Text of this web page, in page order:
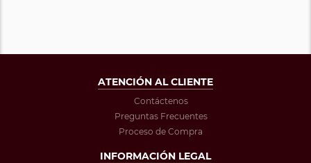
ATENCIÓN AL CLIENTE
Contáctenos
Preguntas Frecuentes
Proceso de Compra
INFORMACIÓN LEGAL